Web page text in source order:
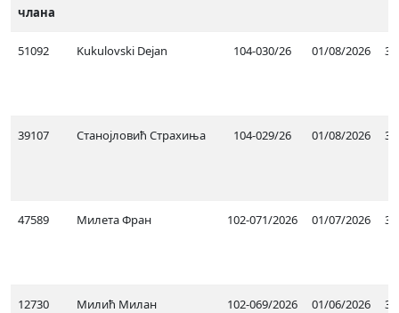
члана
51092 Kukulovski Dejan 104-030/26 01/08/2026
39107 Станојловић Страхиња 104-029/26 01/08/2026
47589 Милета Фран 102-071/2026 01/07/2026
12730 Милић Милан 102-069/2026 01/06/2026